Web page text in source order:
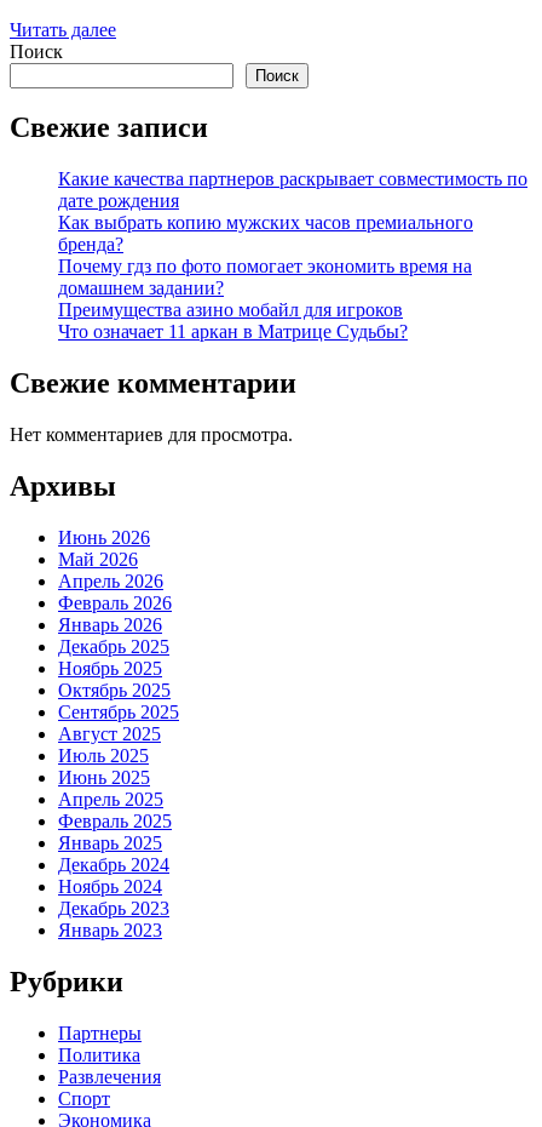
Читать далее
Поиск
Поиск
Свежие записи
Какие качества партнеров раскрывает совместимость по
дате рождения
Как выбрать копию мужских часов премиального
бренда?
Почему гдз по фото помогает экономить время на
домашнем задании?
Преимущества азино мобайл для игроков
Что означает 11 аркан в Матрице Судьбы?
Свежие комментарии
Нет комментариев для просмотра.
Архивы
Июнь 2026
Май 2026
Апрель 2026
Февраль 2026
Январь 2026
Декабрь 2025
Ноябрь 2025
Октябрь 2025
Сентябрь 2025
Август 2025
Июль 2025
Июнь 2025
Апрель 2025
Февраль 2025
Январь 2025
Декабрь 2024
Ноябрь 2024
Декабрь 2023
Январь 2023
Рубрики
Партнеры
Политика
Развлечения
Спорт
Экономика